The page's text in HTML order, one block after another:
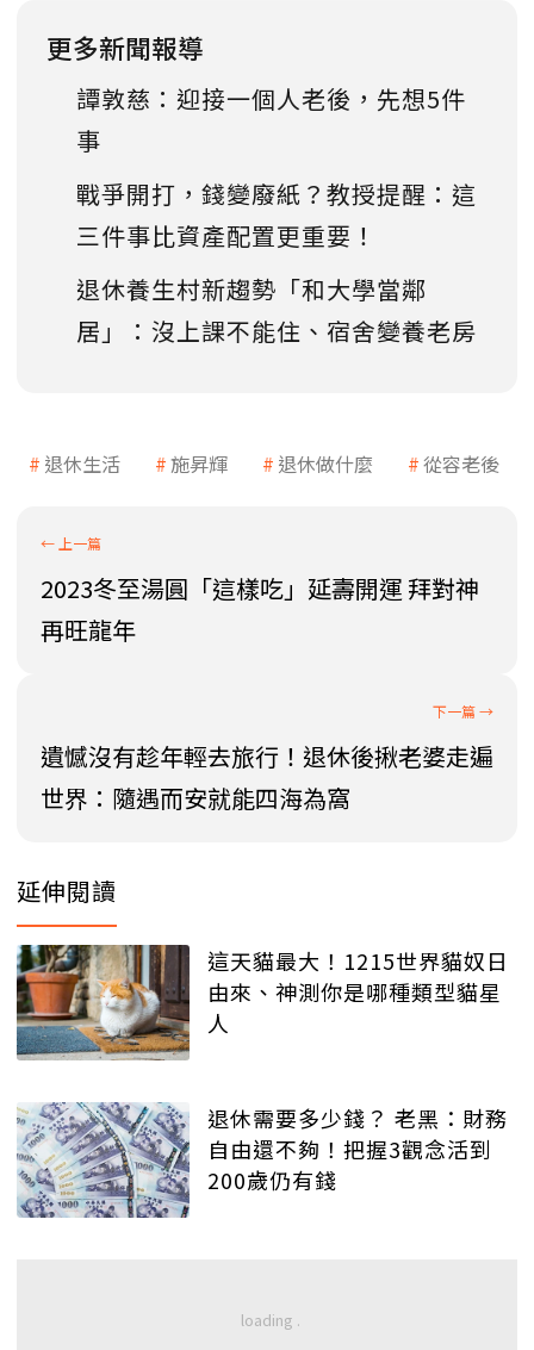
更多新聞報導
譚敦慈：迎接一個人老後，先想5件
事
戰爭開打，錢變廢紙？教授提醒：這
三件事比資產配置更重要！
退休養生村新趨勢「和大學當鄰
居」：沒上課不能住、宿舍變養老房
退休生活 施昇輝 退休做什麼 從容老後
2023冬至湯圓「這樣吃」延壽開運 拜對神
再旺龍年
遺憾沒有趁年輕去旅行！退休後揪老婆走遍
世界：隨遇而安就能四海為窩
延伸閱讀
這天貓最大！1215世界貓奴日
由來、神測你是哪種類型貓星
人
退休需要多少錢？ 老黑：財務
自由還不夠！把握3觀念活到
200歲仍有錢